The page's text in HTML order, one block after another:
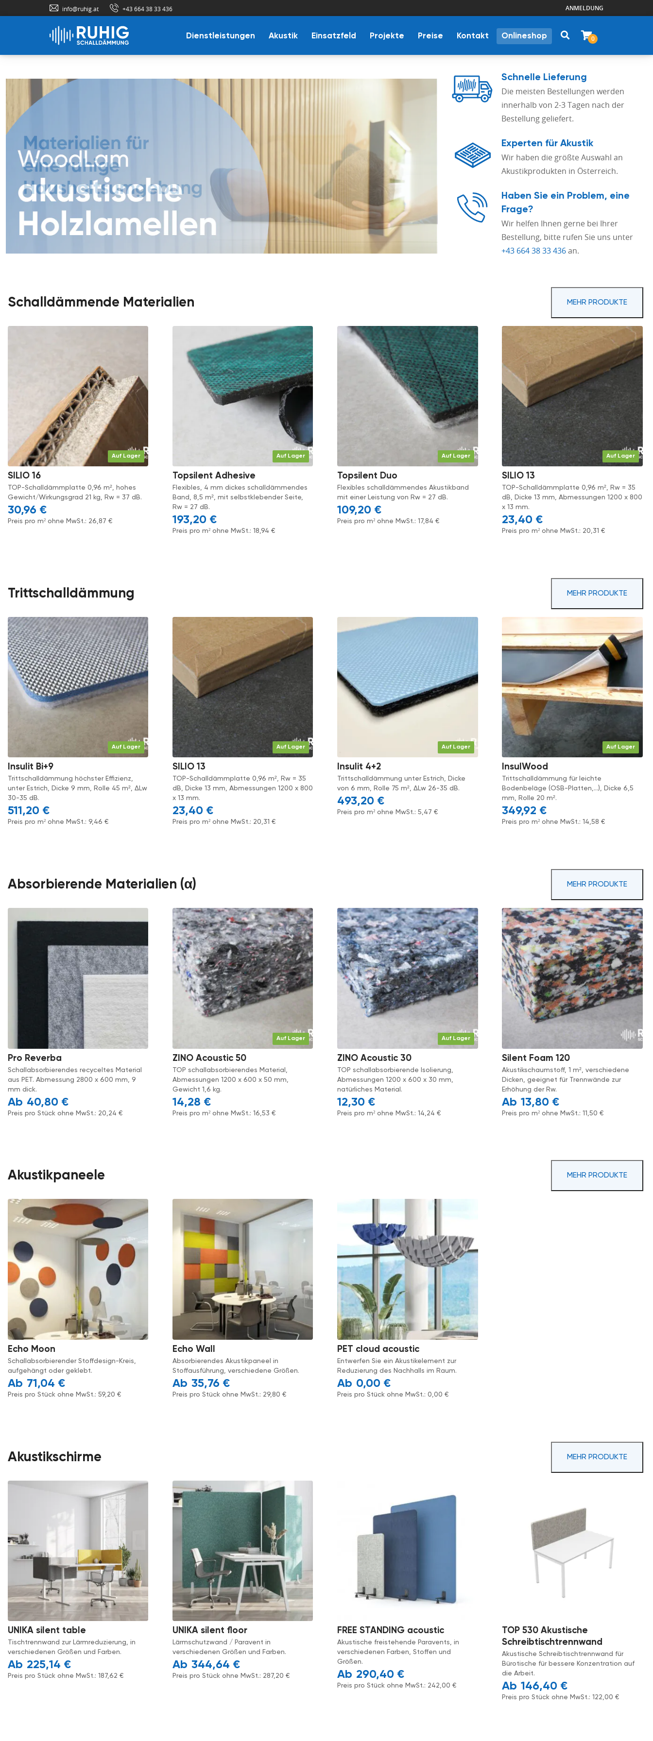
info@ruhig.at +43 664 38 33 436 ANMELDUNG
Dienstleistungen Akustik Einsatzfeld Projekte Preise Kontakt Onlineshop 0
Schnelle Lieferung
Die meisten Bestellungen werden
innerhalb von 2-3 Tagen nach der
Bestellung geliefert.
Experten für Akustik
Wir haben die größte Auswahl an
Akustikprodukten in Österreich.
Haben Sie ein Problem, eine
Frage?
Wir helfen Ihnen gerne bei Ihrer
Bestellung, bitte rufen Sie uns unter
+43 664 38 33 436an.
Schalldämmende Materialien MEHR PRODUKTE
Auf Lager
SILIO 16
TOP-Schalldämmplatte 0,96 m², hohes
Gewicht/Wirkungsgrad 21 kg, Rw = 37 dB.
30,96 €
Preis pro m² ohne MwSt.: 26,87 €
Auf Lager
Topsilent Adhesive
Flexibles, 4 mm dickes schalldämmendes
Band, 8,5 m², mit selbstklebender Seite,
Rw = 27 dB.
193,20 €
Preis pro m² ohne MwSt.:18,94€
Auf Lager
Topsilent Duo
Flexibles schalldämmendes Akustikband
mit einer Leistung von Rw = 27 dB.
109,20 €
Preis pro m² ohne MwSt.:17,84€
Auf Lager
SILIO 13
TOP-Schalldämmplatte 0,96 m², Rw = 35
dB, Dicke 13 mm, Abmessungen 1200 x 800
x 13 mm.
23,40 €
Preis pro m² ohne MwSt.: 20,31€
Trittschalldämmung MEHR PRODUKTE
Auf Lager
Insulit Bi+9
Trittschalldämmung höchster Effizienz,
unter Estrich, Dicke 9 mm, Rolle 45 m², ΔLw
30-35 dB.
511,20 €
Preis pro m² ohne MwSt.: 9,46 €
Auf Lager
SILIO 13
TOP-Schalldämmplatte 0,96 m², Rw = 35
dB, Dicke 13 mm, Abmessungen 1200 x 800
x 13 mm.
23,40 €
Preis pro m² ohne MwSt.: 20,31€
Auf Lager
Insulit 4+2
Trittschalldämmung unter Estrich, Dicke
von 6 mm, Rolle 75 m², ΔLw 26-35 dB.
493,20 €
Preis pro m² ohne MwSt.:5,47€
Auf Lager
InsulWood
Trittschalldämmung für leichte
Bodenbeläge (OSB-Platten,...), Dicke 6,5
mm, Rolle 20 m².
349,92 €
Preis pro m² ohne MwSt.:14,58€
Absorbierende Materialien (α) MEHR PRODUKTE
Pro Reverba
Schallabsorbierendes recyceltes Material
aus PET. Abmessung 2800 x 600 mm, 9
mm dick.
40,80 €
Preis pro Stück ohne MwSt.: 20,24 €
Auf Lager
ZINO Acoustic 50
TOP schallabsorbierendes Material,
Abmessungen 1200 x 600 x 50 mm,
Gewicht 1,6 kg.
14,28 €
Preis pro m² ohne MwSt.:16,53€
Auf Lager
ZINO Acoustic 30
TOP schallabsorbierende Isolierung,
Abmessungen 1200 x 600 x 30 mm,
natürliches Material.
12,30 €
Preis pro m² ohne MwSt.:14,24€
Silent Foam 120
Akustikschaumstoff, 1 m², verschiedene
Dicken, geeignet für Trennwände zur
Erhöhung der Rw.
13,80 €
Preis pro m² ohne MwSt.:11,50€
Akustikpaneele MEHR PRODUKTE
Echo Moon
Schallabsorbierender Stoffdesign-Kreis,
aufgehängt oder geklebt.
71,04 €
Preis pro Stück ohne MwSt.: 59,20 €
Echo Wall
Absorbierendes Akustikpaneel in
Stoffausführung, verschiedene Größen.
35,76 €
Preis pro Stück ohne MwSt.: 29,80€
PET cloud acoustic
Entwerfen Sie ein Akustikelement zur
Reduzierung des Nachhalls im Raum.
0,00 €
Preis pro Stück ohne MwSt.:0,00€
Akustikschirme MEHR PRODUKTE
UNIKA silent table
Tischtrennwand zur Lärmreduzierung, in
verschiedenen Größen und Farben.
225,14 €
Preis pro Stück ohne MwSt.: 187,62 €
UNIKA silent floor
Lärmschutzwand / Paravent in
verschiedenen Größen und Farben.
344,64 €
Preis pro Stück ohne MwSt.: 287,20€
FREE STANDING acoustic
Akustische freistehende Paravents, in
verschiedenen Farben, Stoffen und
Größen.
290,40 €
Preis pro Stück ohne MwSt.: 242,00€
TOP 530 Akustische
Schreibtischtrennwand
Akustische Schreibtischtrennwand für
Bürotische für bessere Konzentration auf
die Arbeit.
146,40 €
Preis pro Stück ohne MwSt.:122,00€